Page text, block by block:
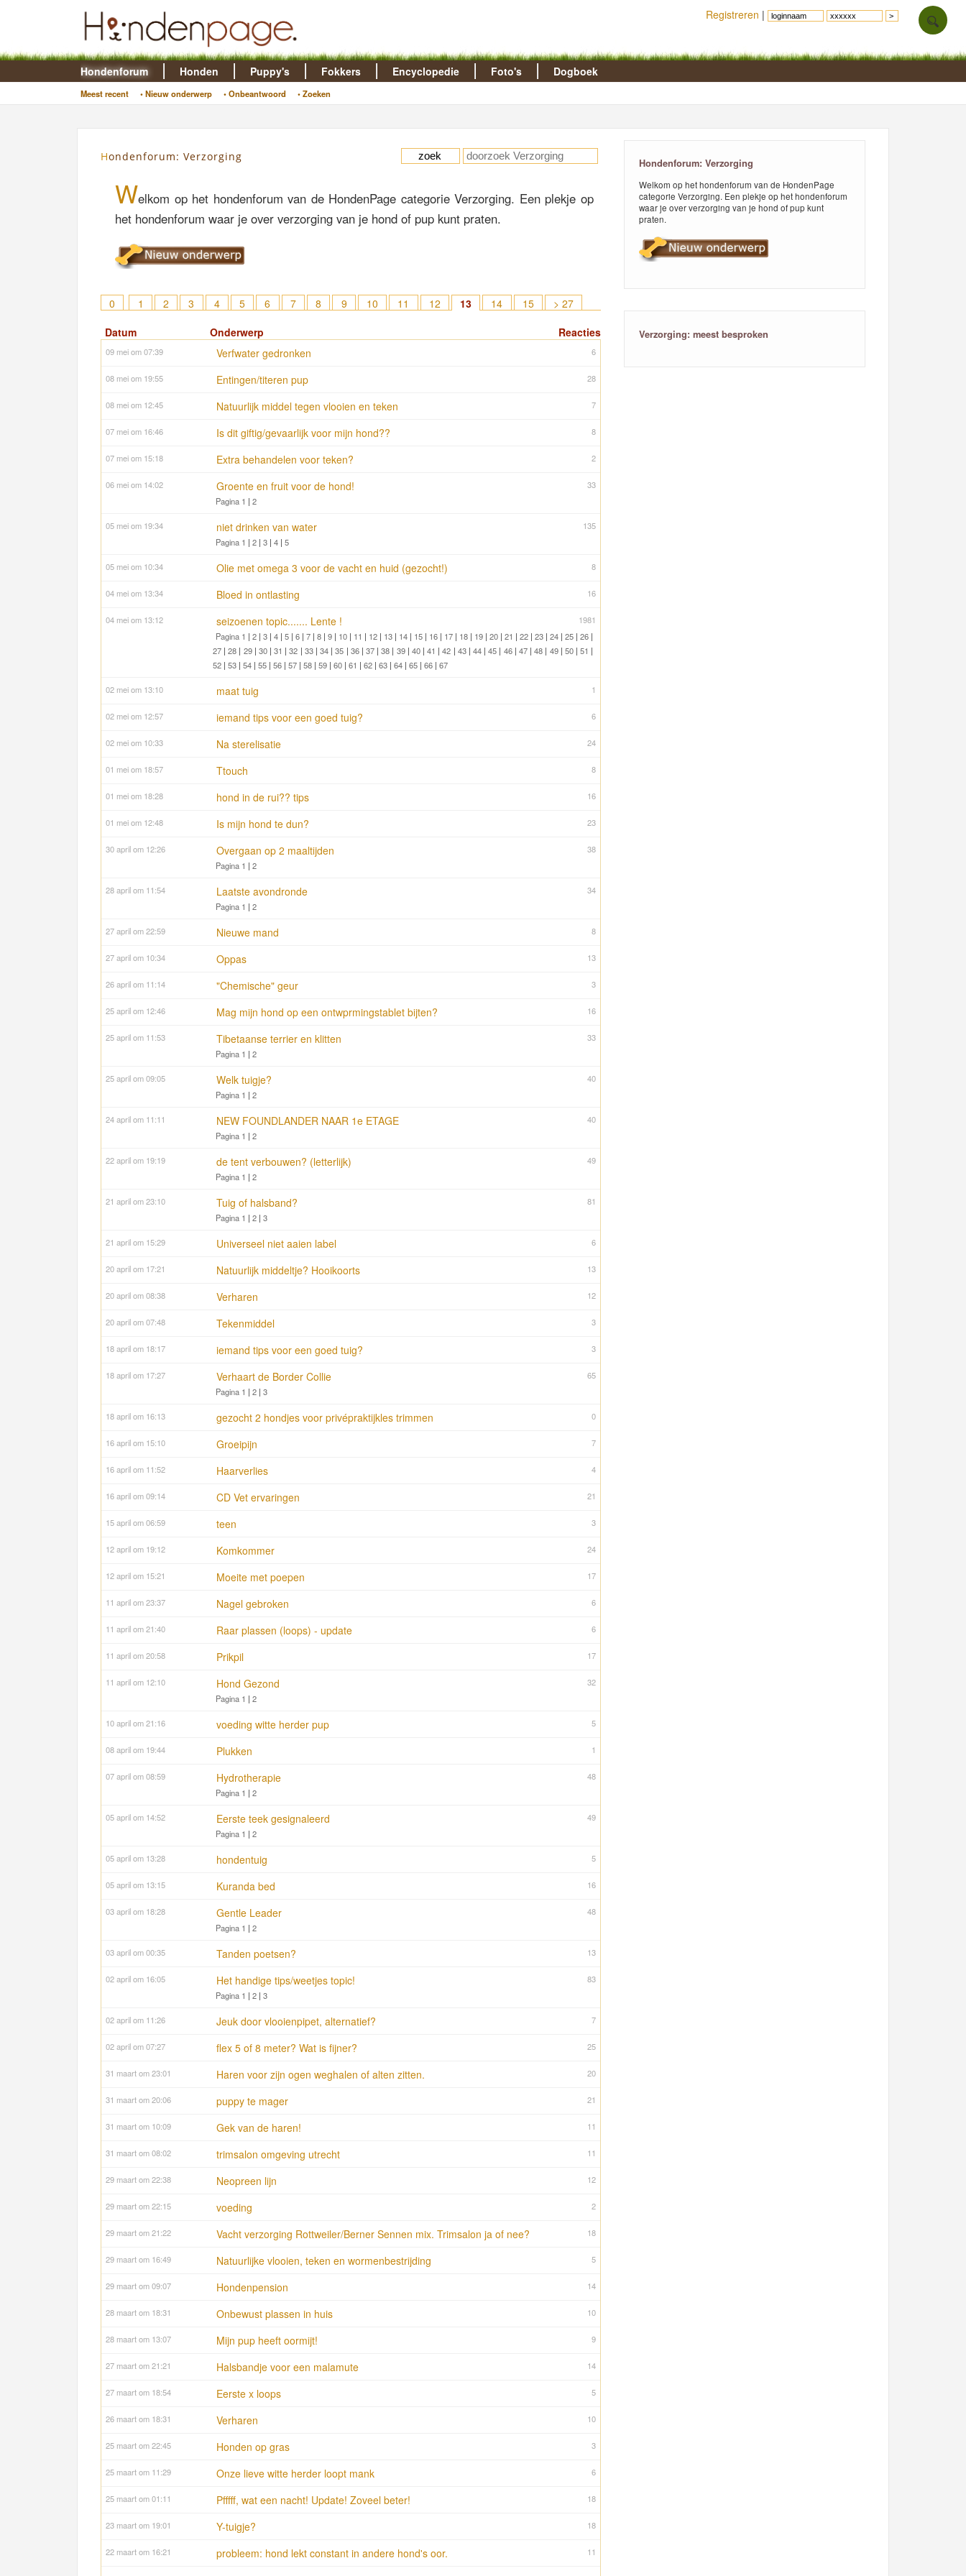
Hondenforum
Meest recent • Nieuw onderwerp • Onbeantwoord • Zoeken
Honden Puppy's Fokkers Encyclopedie Foto's Dogboek
Hondenforum: Verzorging
Welkom op het hondenforum van de HondenPage categorie Verzorging. Een plekje op
het hondenforum waar je over verzorging van je hond of pup kunt praten.
0 1 2 3 4 5 6 7 8 9 10 11 12 13 14 15
> 27
Reacties
Datum Onderwerp
6
09 mei om 07:39 Verfwater gedronken
28
08 mei om 19:55 Entingen/titeren pup
7
08 mei om 12:45 Natuurlijk middel tegen vlooien en teken
8
07 mei om 16:46 Is dit giftig/gevaarlijk voor mijn hond??
2
07 mei om 15:18 Extra behandelen voor teken?
33
06 mei om 14:02 Groente en fruit voor de hond!
Pagina 1 | 2
135
05 mei om 19:34 niet drinken van water
Pagina 1 | 2 | 3 | 4 | 5
8
05 mei om 10:34 Olie met omega 3 voor de vacht en huid (gezocht!)
16
04 mei om 13:34 Bloed in ontlasting
1981
04 mei om 13:12 seizoenen topic....... Lente !
Pagina 1 | 2 | 3 | 4 | 5 | 6 | 7 | 8 | 9 | 10 | 11 | 12 | 13 | 14 | 15 | 16 | 17 | 18 | 19 | 20 | 21 | 22 | 23 | 24 | 25 | 26 |
27 |28 | 29| 30|31 |32 | 33|34 |35 | 36| 37|38 | 39| 40|41 |42 | 43|44 |45 | 46| 47|48 | 49| 50|51 |
52 | 53 | 54 | 55 | 56 | 57 | 58 | 59 | 60 | 61 | 62 | 63 | 64 | 65 | 66 | 67
1
02 mei om 13:10 maat tuig
6
02 mei om 12:57 iemand tips voor een goed tuig?
24
02 mei om 10:33 Na sterelisatie
8
01 mei om 18:57 Ttouch
16
01 mei om 18:28 hond in de rui?? tips
23
01 mei om 12:48 Is mijn hond te dun?
38
30 april om 12:26 Overgaan op 2 maaltijden
Pagina 1 | 2
34
28 april om 11:54 Laatste avondronde
Pagina 1 | 2
8
27 april om 22:59 Nieuwe mand
13
27 april om 10:34 Oppas
3
26 april om 11:14 "Chemische" geur
16
25 april om 12:46 Mag mijn hond op een ontwprmingstablet bijten?
33
25 april om 11:53 Tibetaanse terrier en klitten
Pagina 1 | 2
40
25 april om 09:05 Welk tuigje?
Pagina 1 | 2
40
24 april om 11:11 NEW FOUNDLANDER NAAR 1e ETAGE
Pagina 1 | 2
49
22 april om 19:19 de tent verbouwen? (letterlijk)
Pagina 1 | 2
81
21 april om 23:10 Tuig of halsband?
Pagina 1 | 2 | 3
6
21 april om 15:29 Universeel niet aaien label
13
20 april om 17:21 Natuurlijk middeltje? Hooikoorts
12
20 april om 08:38 Verharen
3
20 april om 07:48 Tekenmiddel
3
18 april om 18:17 iemand tips voor een goed tuig?
65
18 april om 17:27 Verhaart de Border Collie
Pagina 1 | 2 | 3
0
18 april om 16:13 gezocht 2 hondjes voor privépraktijkles trimmen
7
16 april om 15:10 Groeipijn
4
16 april om 11:52 Haarverlies
21
16 april om 09:14 CD Vet ervaringen
3
15 april om 06:59 teen
24
12 april om 19:12 Komkommer
17
12 april om 15:21 Moeite met poepen
6
11 april om 23:37 Nagel gebroken
6
11 april om 21:40 Raar plassen (loops) - update
17
11 april om 20:58 Prikpil
32
11 april om 12:10 Hond Gezond
Pagina 1 | 2
5
10 april om 21:16 voeding witte herder pup
1
08 april om 19:44 Plukken
48
07 april om 08:59 Hydrotherapie
Pagina 1 | 2
49
05 april om 14:52 Eerste teek gesignaleerd
Pagina 1 | 2
5
05 april om 13:28 hondentuig
16
05 april om 13:15 Kuranda bed
48
03 april om 18:28 Gentle Leader
Pagina 1 | 2
13
03 april om 00:35 Tanden poetsen?
83
02 april om 16:05 Het handige tips/weetjes topic!
Pagina 1 | 2 | 3
7
02 april om 11:26 Jeuk door vlooienpipet, alternatief?
25
02 april om 07:27 flex 5 of 8 meter? Wat is fijner?
20
31 maart om 23:01 Haren voor zijn ogen weghalen of alten zitten.
21
31 maart om 20:06 puppy te mager
11
31 maart om 10:09 Gek van de haren!
11
31 maart om 08:02 trimsalon omgeving utrecht
12
29 maart om 22:38 Neopreen lijn
2
29 maart om 22:15 voeding
18
29 maart om 21:22 Vacht verzorging Rottweiler/Berner Sennen mix. Trimsalon ja of nee?
5
29 maart om 16:49 Natuurlijke vlooien, teken en wormenbestrijding
14
29 maart om 09:07 Hondenpension
10
28 maart om 18:31 Onbewust plassen in huis
9
28 maart om 13:07 Mijn pup heeft oormijt!
14
27 maart om 21:21 Halsbandje voor een malamute
5
27 maart om 18:54 Eerste x loops
10
26 maart om 18:31 Verharen
3
25 maart om 22:45 Honden op gras
6
25 maart om 11:29 Onze lieve witte herder loopt mank
18
25 maart om 01:11 Pfffff, wat een nacht! Update! Zoveel beter!
18
23 maart om 19:01 Y-tuigje?
11
22 maart om 16:21 probleem: hond lekt constant in andere hond's oor.
Hondenforum: Verzorging
Welkom op het hondenforum van de HondenPage
categorie Verzorging. Een plekje op het hondenforum
waar je over verzorging van je hond of pup kunt
praten.
Verzorging: meest besproken
Registreren |